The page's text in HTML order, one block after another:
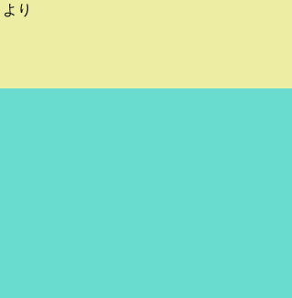
より